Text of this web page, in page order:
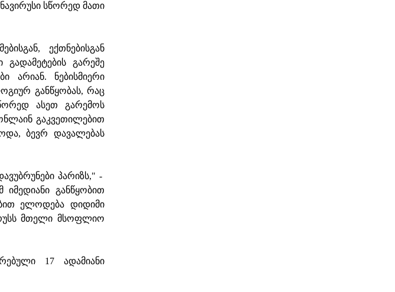
სწორედ მათი
ექთნებისგან
გარეშე
არიან. ნებისმიერი
განწყობას, რაც
ასეთ გარემოს
გაკვეთილებით
ბევრ დავალებას
პარიზს," -
განწყობით
ელოდება დიდიმი
მთელი მსოფლიო
17 ადამიანი